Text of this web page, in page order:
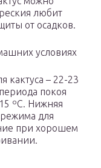
любит
от осадков.
условиях
кактуса – 22-23
покоя
ºC. Нижняя
для
при хорошем